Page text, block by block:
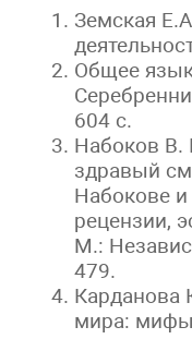
Земская
Общее
604 с.
Набоков В.
здравый
Набокове
рецензии,
М.:
479.
Карданова
мира: мифы